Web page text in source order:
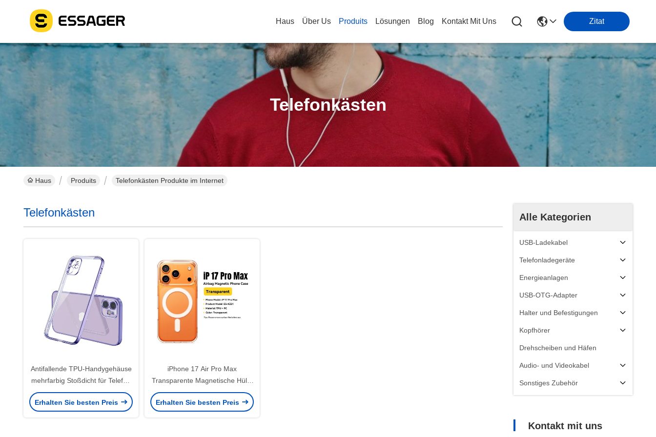
Haus Über Us Produits Lösungen Blog Kontakt Mit Uns Zitat
Telefonkästen
Haus Produits Telefonkästen Produkte im Internet
Alle Kategorien
USB-Ladekabel
Telefonladegeräte
Energieanlagen
USB-OTG-Adapter
Halter und Befestigungen
Kopfhörer
Drehscheiben und Häfen
Audio- und Videokabel
Sonstiges Zubehör
Kontakt mit uns
Telefonkästen
Antifallende TPU-Handygehäuse
mehrfarbig Stoßdicht für Telefon
der Serie 12
Erhalten Sie besten Preis
iPhone 17 Air Pro Max
Transparente Magnetische Hülle
TPU PC
Erhalten Sie besten Preis